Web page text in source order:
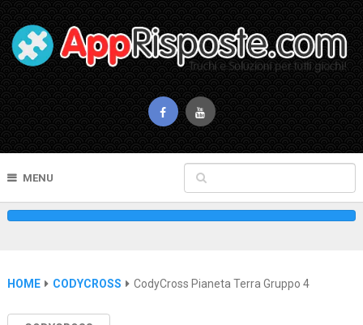
MENU
HOME CODYCROSS CodyCross Pianeta Terra Gruppo 4